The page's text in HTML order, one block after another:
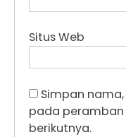
Situs Web
Simpan
pada peramban
berikutnya.